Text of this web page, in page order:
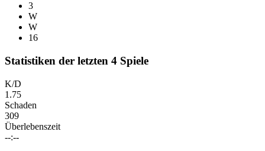
3
W
W
16
Statistiken der letzten 4 Spiele
K/D
1.75
Schaden
309
Überlebenszeit
--:--